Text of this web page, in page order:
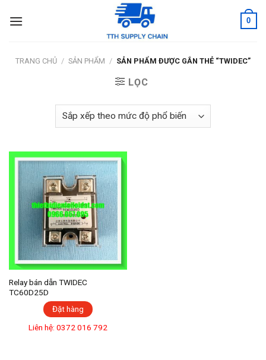
0
TRANG CHỦ / SẢN PHẨM / SẢN PHẨM ĐƯỢC GẮN THẺ “TWIDEC”
LỌC
Relay bán dẫn TWIDEC
TC60D25D
Đặt hàng
Liên hệ: 0372 016 792